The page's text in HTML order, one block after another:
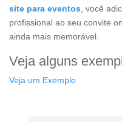
site para eventos , você
profissional ao seu convite
ainda mais memorável.
Veja alguns
Veja um Exemplo